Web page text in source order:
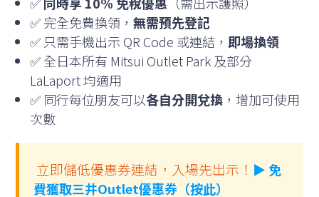
✅ 完全免費換領，無需預先登記
✅ 只需手機出示 QR Code 或連結， 即場換領
✅ 全日本所有 Mitsui Outlet Park 及部分
LaLaport 均適用
✅ 同行每位朋友可以各自分開兌換 ，增加可使用
次數
️ 立即儲低優惠券連結，入場先出示！ ▶ 免
費獲取三井Outlet優惠券（按此）